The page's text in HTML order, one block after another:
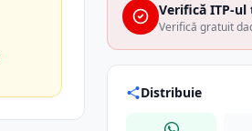
Verifică ITP-ul
Verifică gratuit
Distribuie